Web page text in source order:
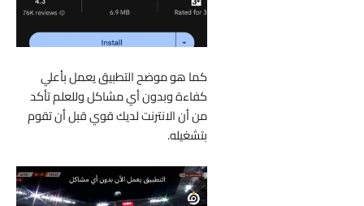
كما هو موضح التطبيق يعمل بأعلي
كفاءة وبدون أي مشاكل وللعلم تأكد
من أن الانترنت لديك قوي قبل أن تقوم
بتشغيله.